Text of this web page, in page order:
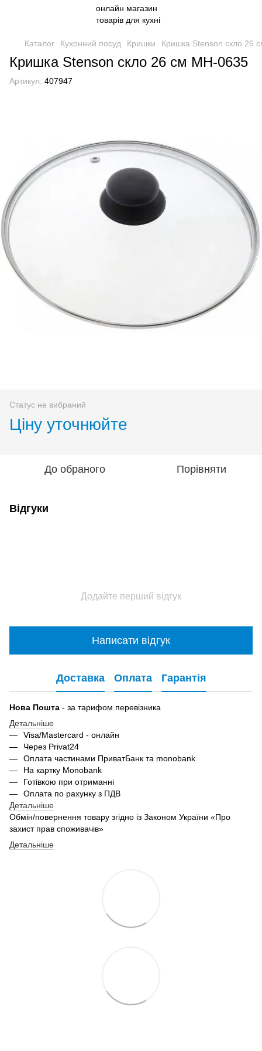
Каталог Кухонний посуд Кришки Кришка Stenson скло 26
Кришка Stenson скло 26 см MH-0635
Артикул: 407947
Статус не вибраний
Ціну уточнюйте
До обраного Порівняти
Відгуки
Додайте перший відгук
Написати відгук
Доставка Оплата Гарантія
Нова Пошта - за тарифом перевізника
Детальніше
Visa/Mastercard - онлайн
Через Privat24
Оплата частинами ПриватБанк та monobank
На картку Monobank
Готівкою при отриманні
Оплата по рахунку з ПДВ
Детальніше
Обмін/повернення товару згідно із Законом України «Про
захист прав споживачів»
Детальніше